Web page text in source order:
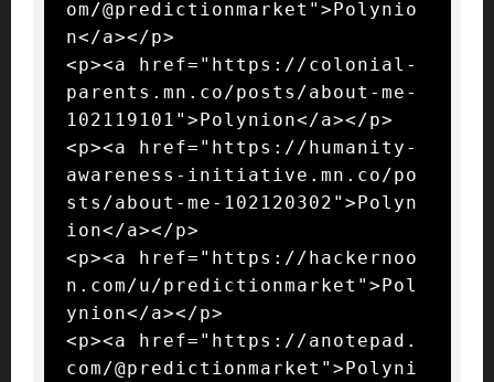
om/@predictionmarket">Polynio
n</a></p>
<p><a href="https://colonial-
parents.mn.co/posts/about-me-
102119101">Polynion</a></p>
<p><a href="https://humanity-
awareness-initiative.mn.co/po
sts/about-me-102120302">Polyn
ion</a></p>
<p><a href="https://hackernoo
n.com/u/predictionmarket">Pol
ynion</a></p>
<p><a href="https://anotepad.
com/@predictionmarket">Polyni